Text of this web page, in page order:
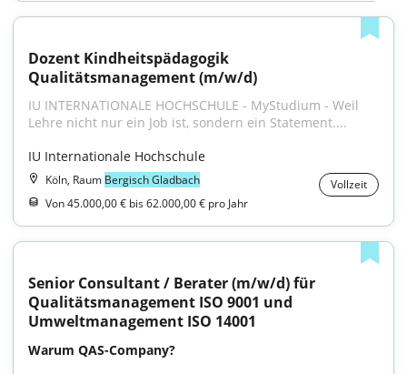
Dozent Kindheitspädagogik
Qualitätsmanagement (m/w/d)
IU INTERNATIONALE HOCHSCHULE - MyStudium - Weil
Lehre nicht nur ein Job ist, sondern ein Statement....
IU Internationale Hochschule
Köln, Raum Bergisch Gladbach
Vollzeit
Von 45.000,00 € bis 62.000,00 € pro Jahr
Senior Consultant / Berater (m/w/d) für
Qualitätsmanagement ISO 9001 und
Umweltmanagement ISO 14001
Warum QAS-Company?